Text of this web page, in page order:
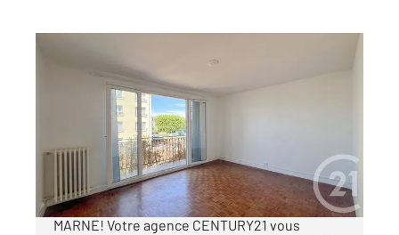
LE PERREUX SUR MARNE 94
, 2 pièces
Ref : 1547
Appartement F2 à vendre
310 000 €
Appartement F2 à vendre à LE PERREUX SUR
MARNE! Votre agence CENTURY21 vous